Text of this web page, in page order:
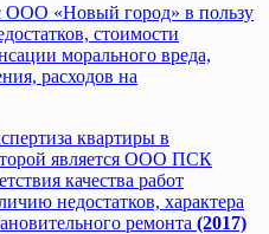
ООО «Новый город» в пользу
стоимости
морального вреда,
расходов на
квартиры в
является ООО ПСК
качества работ
недостатков, характера
ремонта (2017)